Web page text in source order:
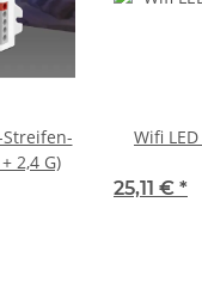
2,4 G)
Wifi
25,11 € *